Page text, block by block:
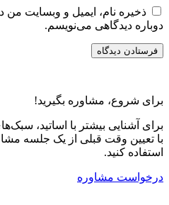
ذخیره نام، ایمیل و وبسایت من
دوباره دیدگاهی می‌نویسم.
برای شروع، مشاوره بگیرید!
برای آشنایی بیشتر با اساتید،
با تعیین وقت قبلی از یک جلسه
استفاده کنید.
درخواست مشاوره